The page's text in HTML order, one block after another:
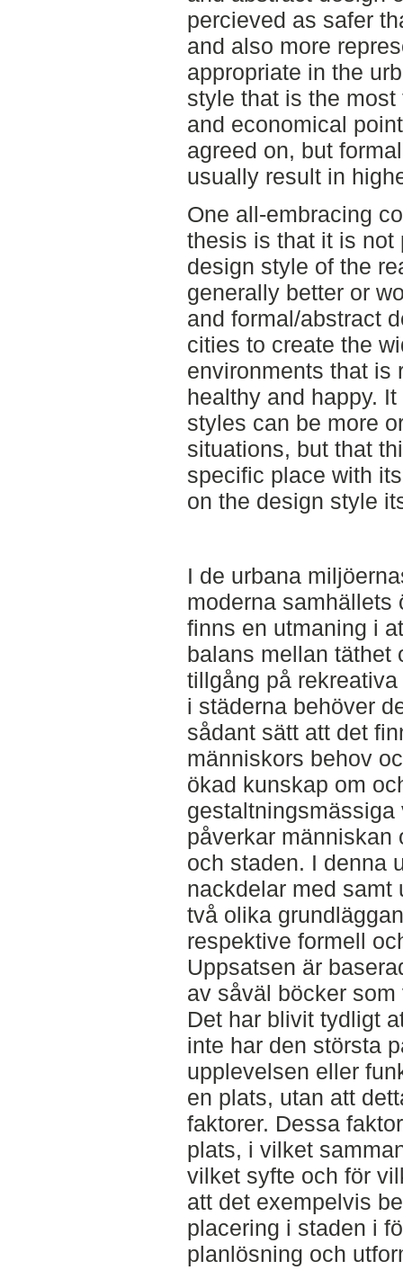
percieved as safer
and also more
appropriate in the
style that is the
and economical
agreed on, but
usually result in
One all-embracing
thesis is that it is not
design style of the
generally better or
and formal/abstract
cities to create the
environments that is
healthy and happy.
styles can be more
situations, but that
specific place with
on the design style
I de urbana
moderna samhällets
finns en utmaning i
balans mellan täthet
tillgång på
i städerna behöver
sådant sätt att det
människors behov
ökad kunskap om
påverkar människan
och staden. I denna
nackdelar med samt
två olika
respektive formell
Uppsatsen är
av såväl böcker
Det har blivit tydligt
inte har den största
upplevelsen eller
en plats, utan att
faktorer. Dessa
plats, i vilket
vilket syfte och för
att det exempelvis
placering i staden i
planlösning och